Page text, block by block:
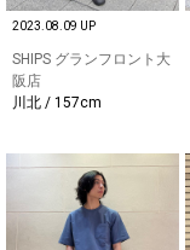
2023.08.09 UP
SHIPS グランフロント大
阪店
川北 / 157cm